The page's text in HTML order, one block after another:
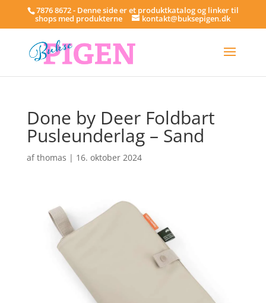
7876 8672 - Denne side er et produktkatalog og linker til
shops med produkterne kontakt@buksepigen.dk
Done by Deer Foldbart
Pusleunderlag – Sand
afthomas | 16. oktober 2024